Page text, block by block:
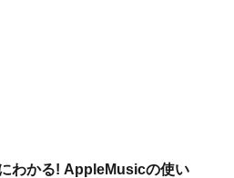
にわかる! AppleMusicの使い